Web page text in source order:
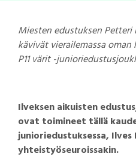
Miesten edustuksen Petteri
kävivät vierailemassa
P11 värit -
Ilveksen aikuisten
ovat toimineet tällä
junioriedustuksessa, Ilves
yhteistyöseuroissakin.